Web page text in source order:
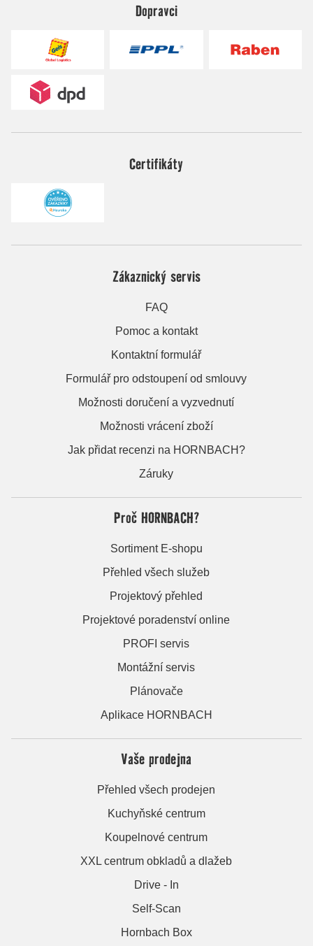
Dopravci
Certifikáty
Zákaznický servis
FAQ
Pomoc a kontakt
Kontaktní formulář
Formulář pro odstoupení od smlouvy
Možnosti doručení a vyzvednutí
Možnosti vrácení zboží
Jak přidat recenzi na HORNBACH?
Záruky
Proč HORNBACH?
Sortiment E-shopu
Přehled všech služeb
Projektový přehled
Projektové poradenství online
PROFI servis
Montážní servis
Plánovače
Aplikace HORNBACH
Vaše prodejna
Přehled všech prodejen
Kuchyňské centrum
Koupelnové centrum
XXL centrum obkladů a dlažeb
Drive - In
Self-Scan
Hornbach Box